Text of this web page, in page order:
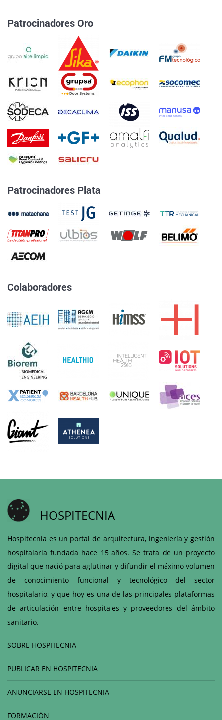
Patrocinadores Oro
Patrocinadores Plata
Colaboradores
HOSPITECNIA
Hospitecnia es un portal de arquitectura, ingeniería y gestión
hospitalaria fundada hace 15 años. Se trata de un proyecto
digital que nació para aglutinar y difundir el máximo volumen
de conocimiento funcional y tecnológico del sector
hospitalario, y que hoy es una de las principales plataformas
de articulación entre hospitales y proveedores del ámbito
sanitario.
SOBRE HOSPITECNIA
PUBLICAR EN HOSPITECNIA
ANUNCIARSE EN HOSPITECNIA
FORMACIÓN